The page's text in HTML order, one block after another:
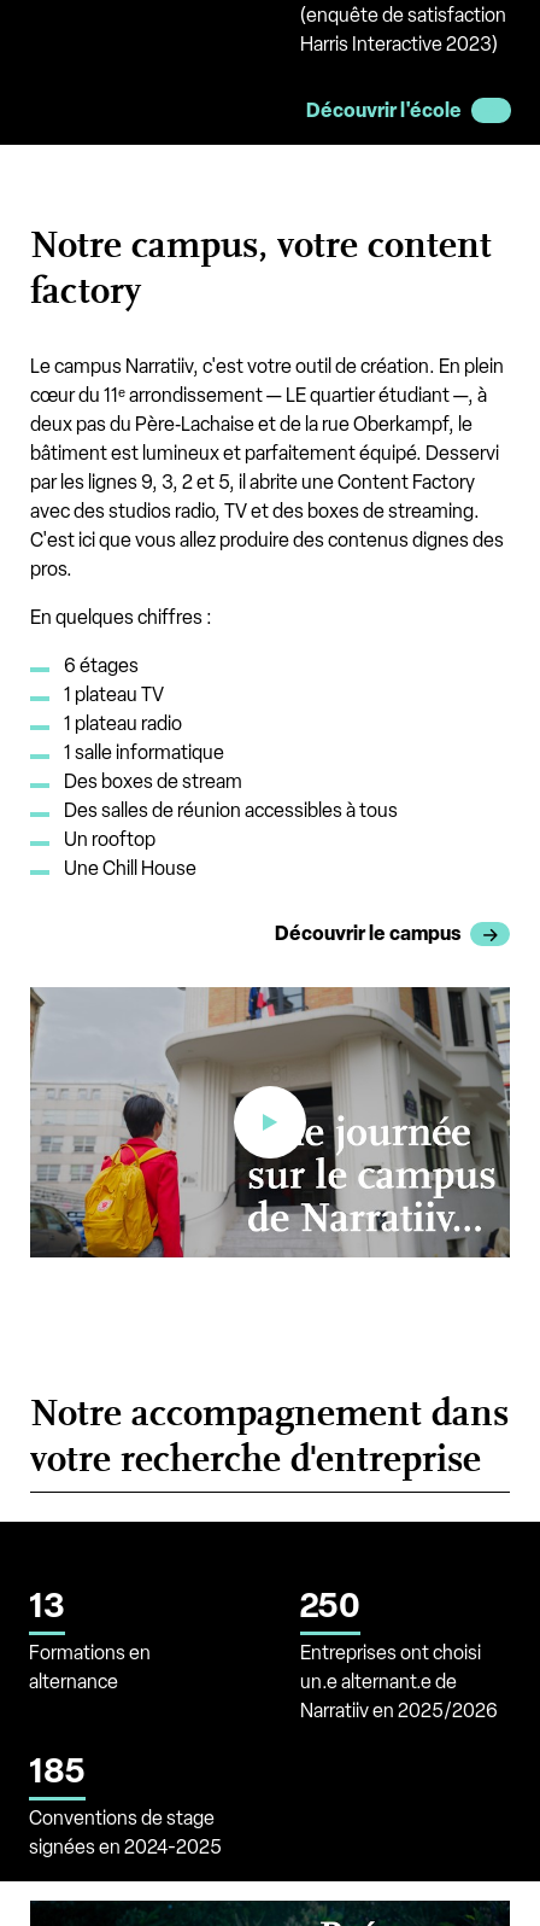
(enquête de satisfaction
Harris Interactive 2023)
Découvrir l'école
Notre campus, votre content
factory
Le campus Narratiiv, c'est votre outil de création. En plein
cœur du 11ᵉ arrondissement — LE quartier étudiant —, à
deux pas du Père‑Lachaise et de la rue Oberkampf, le
bâtiment est lumineux et parfaitement équipé. Desservi
par les lignes 9, 3, 2 et 5, il abrite une Content Factory
avec des studios radio, TV et des boxes de streaming.
C'est ici que vous allez produire des contenus dignes des
pros.
En quelques chiffres :
6 étages
1 plateau TV
1 plateau radio
1 salle informatique
Des boxes de stream
Des salles de réunion accessibles à tous
Un rooftop
Une Chill House
Découvrir le campus
Une journée chez Narratiiv...
Notre accompagnement dans
votre recherche d'entreprise
13
Formations en
alternance
250
Entreprises ont choisi
un.e alternant.e de
Narratiiv en 2025/2026
185
Conventions de stage
signées en 2024-2025
Comment trouver une (bonne) alternance ? La réponse avec